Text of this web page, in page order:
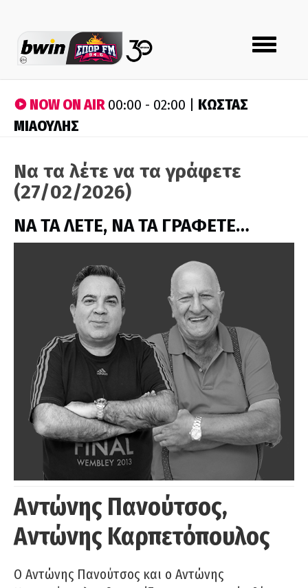
Toggle
navigation
NOW ON AIR00:00 - 02:00 | ΚΩΣΤΑΣ
ΜΙΑΟΥΛΗΣ
Να τα λέτε να τα γράφετε
(27/02/2026)
ΝΑ ΤΑ ΛΕΤΕ, ΝΑ ΤΑ ΓΡΑΦΕΤΕ…
Αντώνης Πανούτσος,
Αντώνης Καρπετόπουλος
Ο Αντώνης Πανούτσος και ο Αντώνης